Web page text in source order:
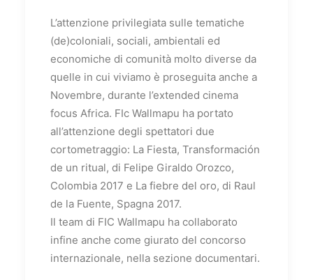
L’attenzione privilegiata sulle tematiche
(de)coloniali, sociali, ambientali ed
economiche di comunità molto diverse da
quelle in cui viviamo è proseguita anche a
Novembre, durante l’extended cinema
focus Africa. FIc Wallmapu ha portato
all’attenzione degli spettatori due
cortometraggio: La Fiesta, Transformación
de un ritual, di Felipe Giraldo Orozco,
Colombia 2017 e La fiebre del oro, di Raul
de la Fuente, Spagna 2017.
Il team di FIC Wallmapu ha collaborato
infine anche come giurato del concorso
internazionale, nella sezione documentari.